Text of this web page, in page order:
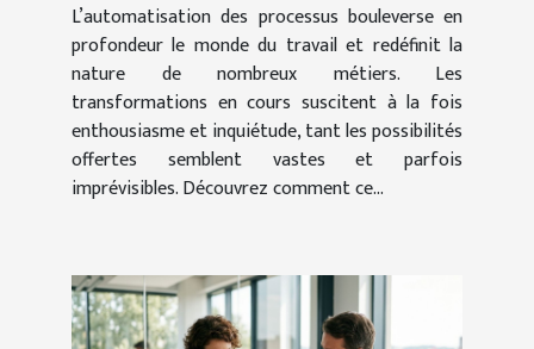
L’automatisation des processus bouleverse en
profondeur le monde du travail et redéfinit la
nature de nombreux métiers. Les
transformations en cours suscitent à la fois
enthousiasme et inquiétude, tant les possibilités
offertes semblent vastes et parfois
imprévisibles. Découvrez comment ce...